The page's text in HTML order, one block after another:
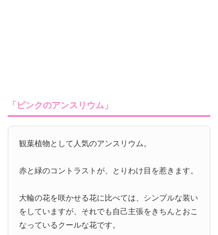
「ピンクのアンスリウム」
観葉植物として人気のアンスリウム。
赤と緑のコントラストが、とりわけ目を惹きます。
大輪の花を咲かせる花に比べては、シンプルな装い
をしていますが、それでも自己主張をきちんとおこ
なっているクールな花です。